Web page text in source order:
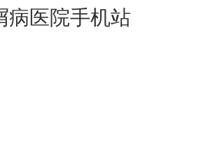
病医院手机站